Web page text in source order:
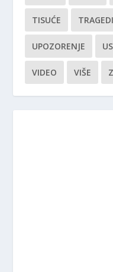
TISUĆE
UPOZORENJE
VIDEO VIŠE